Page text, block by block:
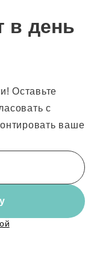
в день
Оставьте
с
ваше